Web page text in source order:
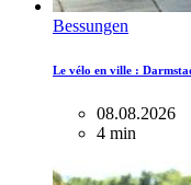
Bessungen
Le vélo en ville :
08.08.2026
4 min